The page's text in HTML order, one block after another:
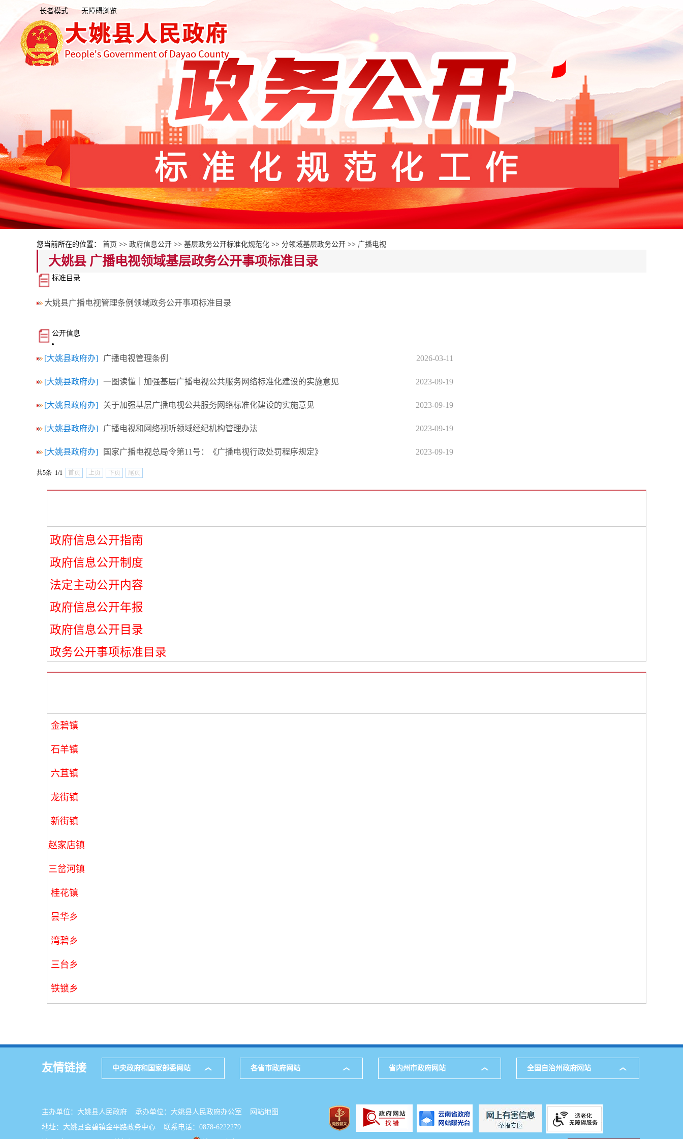
无障碍浏览
长者模式
您当前所在的位置： 首页 >> 政府信息公开 >> 基层政务公开标准化规范化 >> 分领域基层政务公开 >> 广播电视
大姚县 广播电视领域基层政务公开事项标准目录
标准目录
大姚县广播电视管理条例领域政务公开事项标准目录
公开信息
[大姚县政府办] 广播电视管理条例 2026-03-11
[大姚县政府办] 一图读懂｜加强基层广播电视公共服务网络标准化建设的实施意见 2023-09-19
[大姚县政府办] 关于加强基层广播电视公共服务网络标准化建设的实施意见 2023-09-19
[大姚县政府办] 广播电视和网络视听领域经纪机构管理办法 2023-09-19
[大姚县政府办] 国家广播电视总局令第11号：《广播电视行政处罚程序规定》 2023-09-19
共5条 1/1 首页 上页 下页 尾页
政府信息公开指南
政府信息公开制度
法定主动公开内容
政府信息公开年报
政府信息公开目录
政务公开事项标准目录
金碧镇
石羊镇
六苴镇
龙街镇
新街镇
赵家店镇
三岔河镇
桂花镇
昙华乡
湾碧乡
三台乡
铁锁乡
友情链接 中央政府和国家部委网站 各省市政府网站 省内州市政府网站 全国自治州政府网站
主办单位：大姚县人民政府 承办单位：大姚县人民政府办公室
网站地图
地址：大姚县金碧镇金平路政务中心 联系电话：0878-6222279